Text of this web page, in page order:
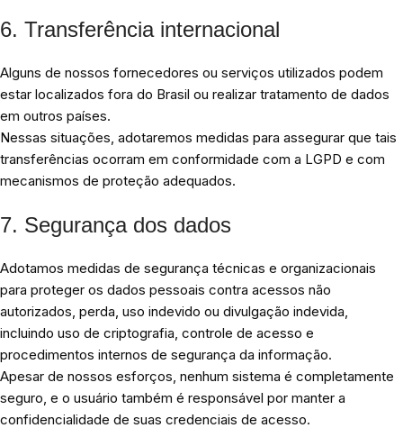
6. Transferência internacional
Alguns de nossos fornecedores ou serviços utilizados podem
estar localizados fora do Brasil ou realizar tratamento de dados
em outros países.
Nessas situações, adotaremos medidas para assegurar que tais
transferências ocorram em conformidade com a LGPD e com
mecanismos de proteção adequados.
7. Segurança dos dados
Adotamos medidas de segurança técnicas e organizacionais
para proteger os dados pessoais contra acessos não
autorizados, perda, uso indevido ou divulgação indevida,
incluindo uso de criptografia, controle de acesso e
procedimentos internos de segurança da informação.
Apesar de nossos esforços, nenhum sistema é completamente
seguro, e o usuário também é responsável por manter a
confidencialidade de suas credenciais de acesso.